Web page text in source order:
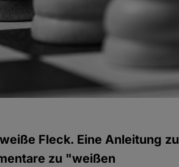
Fleck. Eine Anleitung zu
zu "weißen